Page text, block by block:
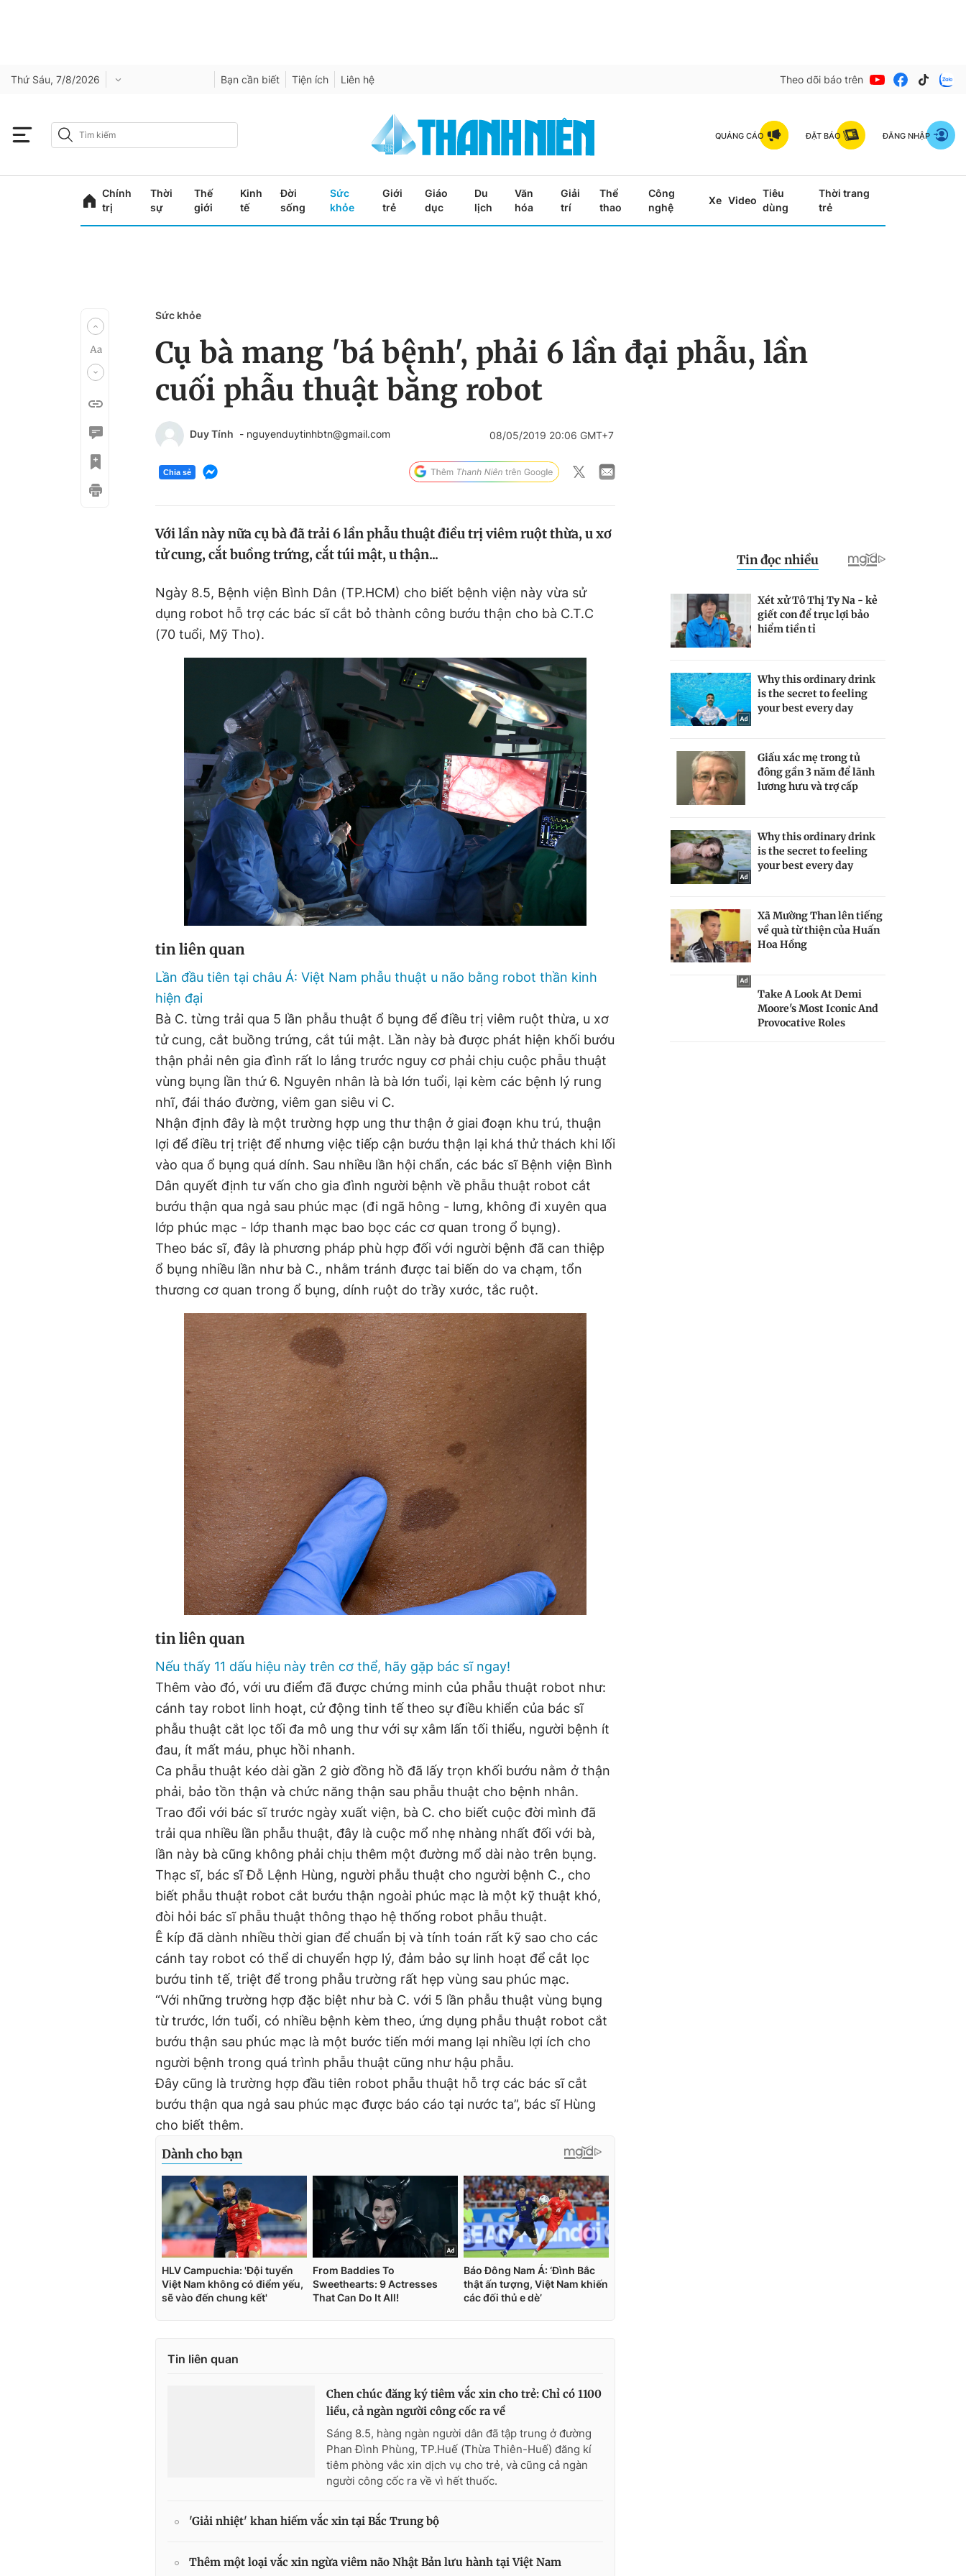
Thứ Sáu, 7/8/2026 Bạn cần biết Tiện ích Liên hệ Theo dõi báo trên
QUẢNG CÁO ĐẶT BÁO ĐĂNG NHẬP
Chính
trị
Thời
sự
Thế
giới
Kinh
tế
Đời
sống
Sức
khỏe
Giới
trẻ
Giáo
dục
Du
lịch
Văn
hóa
Giải
trí
Thể
thao
Công
nghệ
Xe Video
Tiêu
dùng
Thời trang
trẻ
Sức khỏe
Cụ bà mang 'bá bệnh', phải 6 lần đại phẫu, lần
cuối phẫu thuật bằng robot
Duy Tính - nguyenduytinhbtn@gmail.com 08/05/2019 20:06 GMT+7
Chia sẻ
Với lần này nữa cụ bà đã trải 6 lần phẫu thuật điều trị viêm ruột thừa, u xơ
tử cung, cắt buồng trứng, cắt túi mật, u thận...
Ngày 8.5, Bệnh viện Bình Dân (TP.HCM) cho biết bệnh viện này vừa sử
dụng robot hỗ trợ các bác sĩ cắt bỏ thành công bướu thận cho bà C.T.C
(70 tuổi, Mỹ Tho).
tin liên quan
Lần đầu tiên tại châu Á: Việt Nam phẫu thuật u não bằng robot thần kinh
hiện đại
Bà C. từng trải qua 5 lần phẫu thuật ổ bụng để điều trị viêm ruột thừa, u xơ
tử cung, cắt buồng trứng, cắt túi mật. Lần này bà được phát hiện khối bướu
thận phải nên gia đình rất lo lắng trước nguy cơ phải chịu cuộc phẫu thuật
vùng bụng lần thứ 6. Nguyên nhân là bà lớn tuổi, lại kèm các bệnh lý rung
nhĩ, đái tháo đường, viêm gan siêu vi C.
Nhận định đây là một trường hợp ung thư thận ở giai đoạn khu trú, thuận
lợi để điều trị triệt để nhưng việc tiếp cận bướu thận lại khá thử thách khi lối
vào qua ổ bụng quá dính. Sau nhiều lần hội chẩn, các bác sĩ Bệnh viện Bình
Dân quyết định tư vấn cho gia đình người bệnh về phẫu thuật robot cắt
bướu thận qua ngả sau phúc mạc (đi ngã hông - lưng, không đi xuyên qua
lớp phúc mạc - lớp thanh mạc bao bọc các cơ quan trong ổ bụng).
Theo bác sĩ, đây là phương pháp phù hợp đối với người bệnh đã can thiệp
ổ bụng nhiều lần như bà C., nhằm tránh được tai biến do va chạm, tổn
thương cơ quan trong ổ bụng, dính ruột do trầy xước, tắc ruột.
tin liên quan
Nếu thấy 11 dấu hiệu này trên cơ thể, hãy gặp bác sĩ ngay!
Thêm vào đó, với ưu điểm đã được chứng minh của phẫu thuật robot như:
cánh tay robot linh hoạt, cử động tinh tế theo sự điều khiển của bác sĩ
phẫu thuật cắt lọc tối đa mô ung thư với sự xâm lấn tối thiểu, người bệnh ít
đau, ít mất máu, phục hồi nhanh.
Ca phẫu thuật kéo dài gần 2 giờ đồng hồ đã lấy trọn khối bướu nằm ở thận
phải, bảo tồn thận và chức năng thận sau phẫu thuật cho bệnh nhân.
Trao đổi với bác sĩ trước ngày xuất viện, bà C. cho biết cuộc đời mình đã
trải qua nhiều lần phẫu thuật, đây là cuộc mổ nhẹ nhàng nhất đối với bà,
lần này bà cũng không phải chịu thêm một đường mổ dài nào trên bụng.
Thạc sĩ, bác sĩ Đỗ Lệnh Hùng, người phẫu thuật cho người bệnh C., cho
biết phẫu thuật robot cắt bướu thận ngoài phúc mạc là một kỹ thuật khó,
đòi hỏi bác sĩ phẫu thuật thông thạo hệ thống robot phẫu thuật.
Ê kíp đã dành nhiều thời gian để chuẩn bị và tính toán rất kỹ sao cho các
cánh tay robot có thể di chuyển hợp lý, đảm bảo sự linh hoạt để cắt lọc
bướu tinh tế, triệt để trong phẫu trường rất hẹp vùng sau phúc mạc.
“Với những trường hợp đặc biệt như bà C. với 5 lần phẫu thuật vùng bụng
từ trước, lớn tuổi, có nhiều bệnh kèm theo, ứng dụng phẫu thuật robot cắt
bướu thận sau phúc mạc là một bước tiến mới mang lại nhiều lợi ích cho
người bệnh trong quá trình phẫu thuật cũng như hậu phẫu.
Đây cũng là trường hợp đầu tiên robot phẫu thuật hỗ trợ các bác sĩ cắt
bướu thận qua ngả sau phúc mạc được báo cáo tại nước ta”, bác sĩ Hùng
cho biết thêm.
Tin liên quan
Chen chúc đăng ký tiêm vắc xin cho trẻ: Chỉ có 1100
liều, cả ngàn người công cốc ra về
Sáng 8.5, hàng ngàn người dân đã tập trung ở đường
Phan Đình Phùng, TP.Huế (Thừa Thiên-Huế) đăng kí
tiêm phòng vắc xin dịch vụ cho trẻ, và cũng cả ngàn
người công cốc ra về vì hết thuốc.
'Giải nhiệt' khan hiếm vắc xin tại Bắc Trung bộ
Thêm một loại vắc xin ngừa viêm não Nhật Bản lưu hành tại Việt Nam